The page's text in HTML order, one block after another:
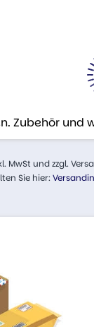
Zubehör und
MwSt und zzgl.
Sie hier: